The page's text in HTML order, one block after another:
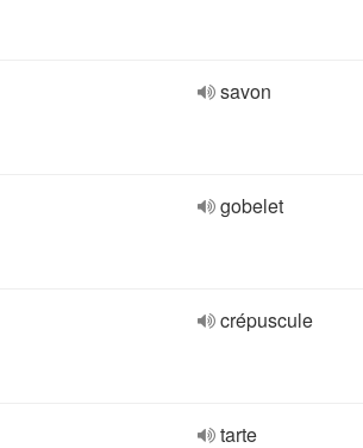
savon
gobelet
crépuscule
tarte